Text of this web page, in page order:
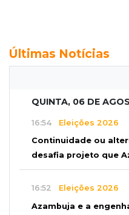
Últimas Notícias
QUINTA, 06 DE
16:54 Eleições 2026
Continuidade ou
desafia projeto que
16:52 Eleições 2026
Azambuja e a